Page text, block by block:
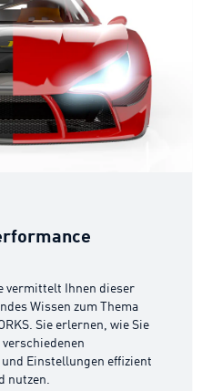
vermittelt Ihnen dieser
Wissen zum Thema
Sie erlernen, wie Sie
Einstellungen effizient
nutzen.